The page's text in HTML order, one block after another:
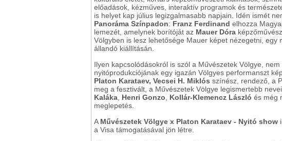
előadások, kézműves, interaktív programok és
is helyet kap július legizgalmasabb napjain. Idén ismét
Panoráma Színpadon: Franz Ferdinand elhozza
lemezét, amelynek borítóját az Mauer Dóra
Völgyben is lesz lehetősége Mauer képet nézegetni, egy
állandó kiállításán.
Ilyen kapcsolódásokról is szól a Művészetek Völgye,
nyitóprodukciójának egy igazán Völgyes performanszt
Platon Karataev, Vecsei H. Miklós színész, rendező, a
meg a fesztivált, a Művészetek Völgye legismertebb
Kaláka Henri Gonzo Kollár-Klemencz László és még
meglepetés.
A Művészetek Völgye x Platon Karataev - Nyitó show
a Visa támogatásával jön létre.